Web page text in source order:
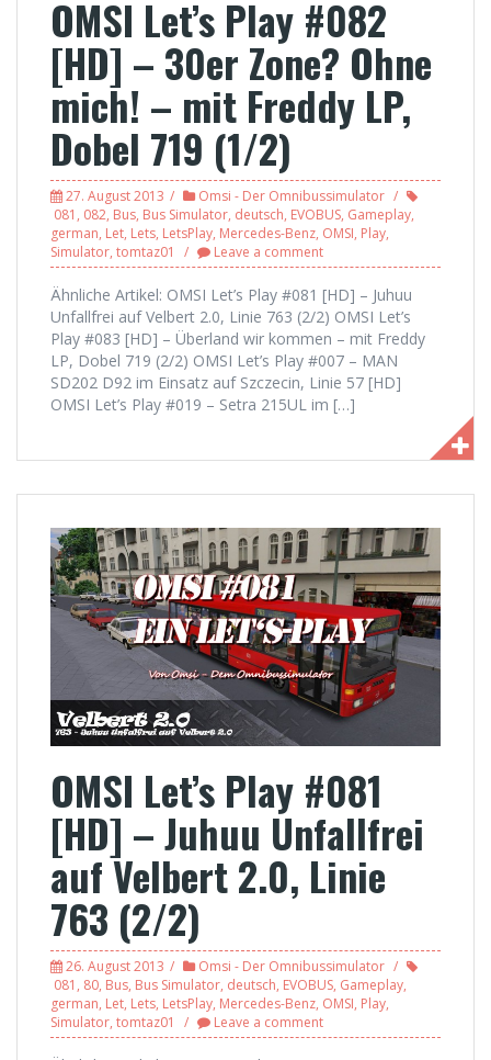
OMSI Let’s Play #082
[HD] – 30er Zone? Ohne
mich! – mit Freddy LP,
Dobel 719 (1/2)
27. August 2013
Omsi - Der Omnibussimulator
081 , 082, Bus, Bus Simulator, deutsch, EVOBUS, Gameplay,
german, Let, Lets, LetsPlay, Mercedes-Benz, OMSI, Play,
Simulator, tomtaz01 Leave a comment
Ähnliche Artikel: OMSI Let’s Play #081 [HD] – Juhuu
Unfallfrei auf Velbert 2.0, Linie 763 (2/2) OMSI Let’s
Play #083 [HD] – Überland wir kommen – mit Freddy
LP, Dobel 719 (2/2) OMSI Let’s Play #007 – MAN
SD202 D92 im Einsatz auf Szczecin, Linie 57 [HD]
OMSI Let’s Play #019 – Setra 215UL im […]
OMSI Let’s Play #081
[HD] – Juhuu Unfallfrei
auf Velbert 2.0, Linie
763 (2/2)
26. August 2013
Omsi - Der Omnibussimulator
081, 80, Bus, Bus Simulator, deutsch, EVOBUS, Gameplay,
german, Let, Lets, LetsPlay, Mercedes-Benz, OMSI, Play,
Simulator, tomtaz01 Leave a comment